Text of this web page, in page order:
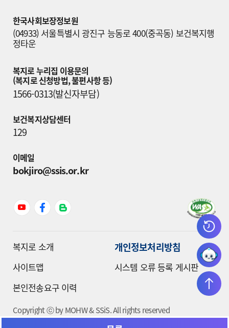
한국사회보장정보원
(04933) 서울특별시 광진구 능동로 400(중곡동) 보건복지행
정타운
복지로 누리집 이용문의
(복지로 신청방법, 불편사항 등)
1566-0313(발신자부담)
보건복지상담센터
129
이메일
bokjiro@ssis.or.kr
복지로 소개 개인정보처리방침
사이트맵
시스템 오류 등록 게시판
본인전송요구 이력
Copyright ⓒ by MOHW & SSiS. All rights reserved